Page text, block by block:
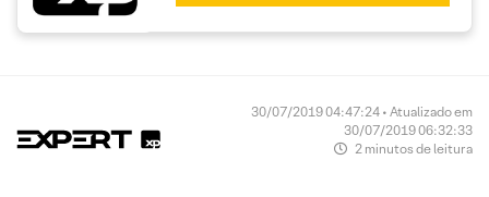
30/07/2019 04:47:24 • Atualizado em
30/07/2019 06:32:33
2 minutos de leitura